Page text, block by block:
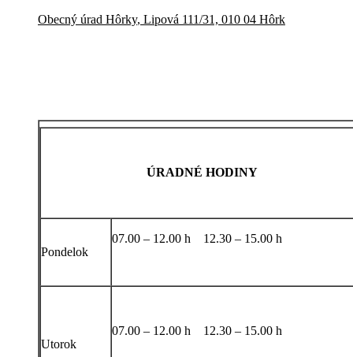
Obecný úrad Hôrky, Lipová 111/31, 010 04 Hôrk
ÚRADNÉ HODINY
Pondelok
07.00 – 12.00 h 12.30 – 15.00 h
Utorok
07.00 – 12.00 h 12.30 – 15.00 h